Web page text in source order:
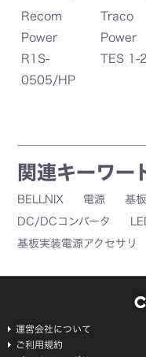
Traco
Power
TES 1-2411
Recom
Power
R1S-
関連キーワー
BELLNIX 電源 基
DC/DCコンバータ
基板実装電源アクセサリ
運営会社について
ご利用規約